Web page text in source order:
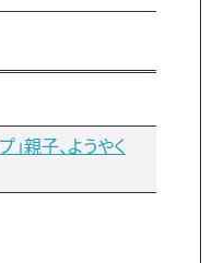
親子、ようやく